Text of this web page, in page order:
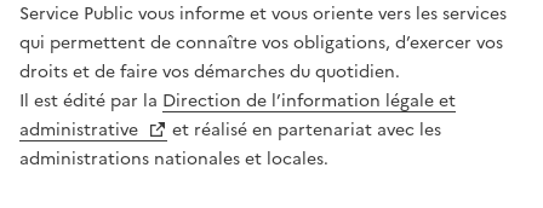
Service Public vous informe et vous oriente vers les services
qui permettent de connaître vos obligations, d’exercer vos
droits et de faire vos démarches du quotidien.
Il est édité par la Direction de l’information légale et
administrative
et réalisé en partenariat avec les
administrations nationales et locales.